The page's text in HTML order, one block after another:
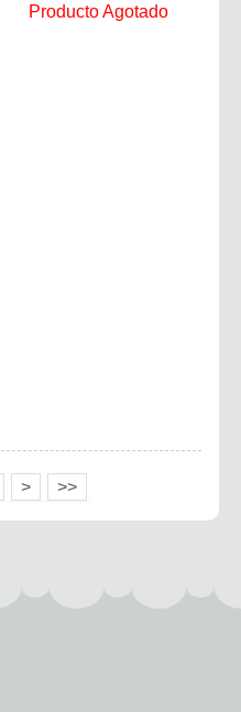
Producto Agotado
> >>